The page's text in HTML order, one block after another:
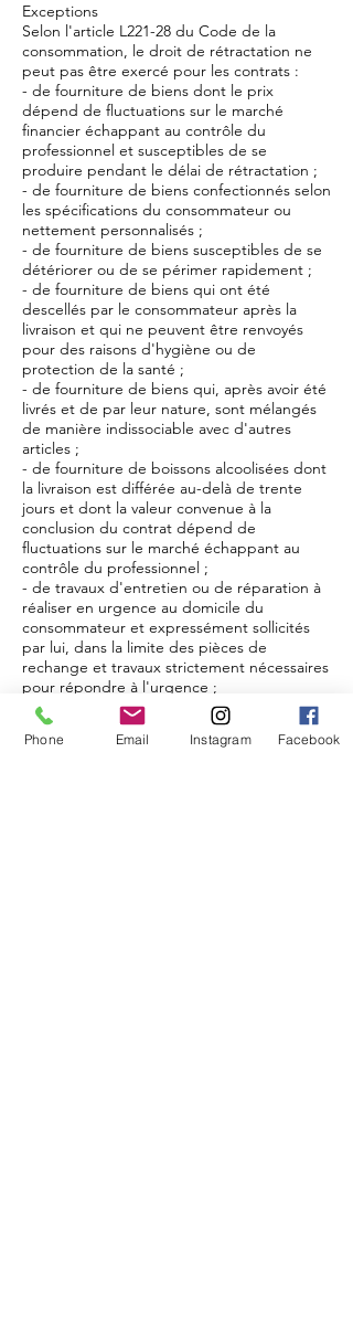
Exceptions
Selon l'article L221-28 du Code de la
consommation, le droit de rétractation ne
peut pas être exercé pour les contrats :
- de fourniture de biens dont le prix
dépend de fluctuations sur le marché
financier échappant au contrôle du
professionnel et susceptibles de se
produire pendant le délai de rétractation ;
- de fourniture de biens confectionnés selon
les spécifications du consommateur ou
nettement personnalisés ;
- de fourniture de biens susceptibles de se
détériorer ou de se périmer rapidement ;
- de fourniture de biens qui ont été
descellés par le consommateur après la
livraison et qui ne peuvent être renvoyés
pour des raisons d'hygiène ou de
protection de la santé ;
- de fourniture de biens qui, après avoir été
livrés et de par leur nature, sont mélangés
de manière indissociable avec d'autres
articles ;
- de fourniture de boissons alcoolisées dont
la livraison est différée au-delà de trente
jours et dont la valeur convenue à la
conclusion du contrat dépend de
fluctuations sur le marché échappant au
contrôle du professionnel ;
- de travaux d'entretien ou de réparation à
réaliser en urgence au domicile du
consommateur et expressément sollicités
par lui, dans la limite des pièces de
rechange et travaux strictement nécessaires
pour répondre à l'urgence ;
- de fourniture d'enregistrements audio ou
vidéo ou de logiciels informatiques lorsqu'ils
ont été descellés par le consommateur
Phone Email Instagram Facebook